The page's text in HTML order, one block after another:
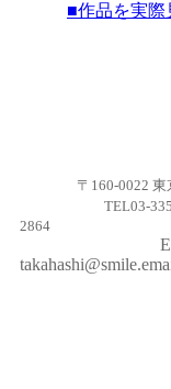
■作品を実際
〒 160-0022 東
TEL03-
2864